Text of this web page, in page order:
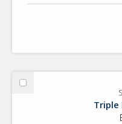
Välj
Triple